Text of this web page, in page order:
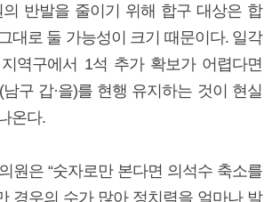
의 반발을 줄이기 위해 합구 대상은 합
대로 둘 가능성이 크기 때문이다. 일각
역구에서 1석 추가 확보가 어렵다면
구 갑·을)를 현행 유지하는 것이 현실
온다.
원은 “숫자로만 본다면 의석수 축소를
경우의 수가 많아 정치력을 얼마나 발